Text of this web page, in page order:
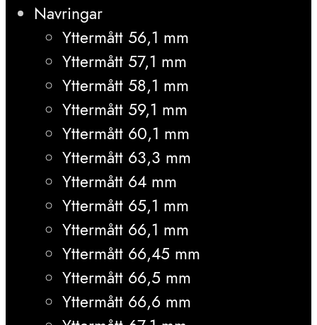
Navringar
Yttermått 56,1 mm
Yttermått 57,1 mm
Yttermått 58,1 mm
Yttermått 59,1 mm
Yttermått 60,1 mm
Yttermått 63,3 mm
Yttermått 64 mm
Yttermått 65,1 mm
Yttermått 66,1 mm
Yttermått 66,45 mm
Yttermått 66,5 mm
Yttermått 66,6 mm